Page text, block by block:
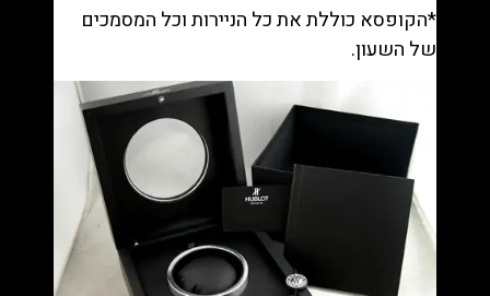
*הקופסא כוללת את כל הניירות וכל המסמכים
של השעון.